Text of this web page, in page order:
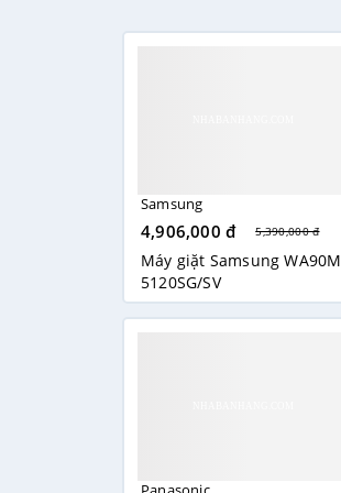
Samsung
4,906,000 đ 5,390,000 đ
Máy giặt Samsung WA90M
5120SG/SV